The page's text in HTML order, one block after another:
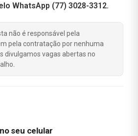
WhatsApp (77) 3028-3312.
não é responsável pela
pela contratação por nenhuma
divulgamos vagas abertas no
seu celular